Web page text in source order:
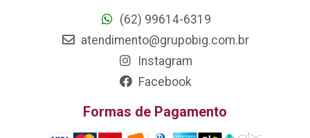
(62) 99614-6319
atendimento@grupobig.com.br
Instagram
Facebook
Formas de Pagamento